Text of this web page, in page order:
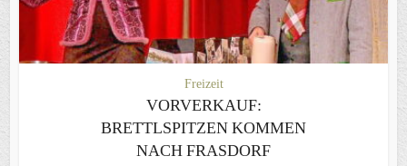
Freizeit
VORVERKAUF:
BRETTLSPITZEN KOMMEN
NACH FRASDORF